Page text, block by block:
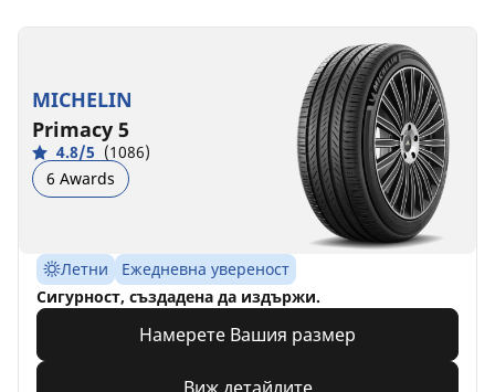
MICHELIN
Primacy 5
4.8/5 (1086)
6 Awards
Летни
Ежедневна увереност
Сигурност, създадена да издържи.
Намерете Вашия размер